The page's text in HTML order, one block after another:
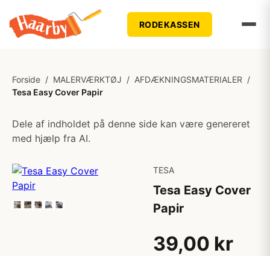
RODEKASSEN
Forside / MALERVÆRKTØJ / AFDÆKNINGSMATERIALER /
Tesa Easy Cover Papir
Dele af indholdet på denne side kan være genereret
med hjælp fra AI.
TESA
Tesa Easy Cover
Papir
39,00 kr